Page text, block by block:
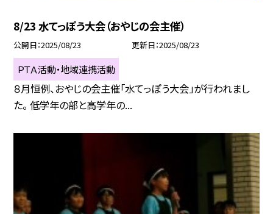
8/23 水てっぽう大会（おやじの会主催）
公開日 2025/08/23 更新日 2025/08/23
ＰＴＡ活動・地域連携活動
８月恒例、おやじの会主催「水てっぽう大会」が行われまし
た。 低学年の部と高学年の...